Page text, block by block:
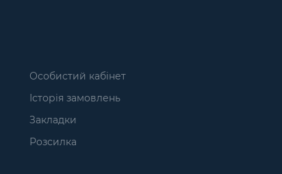
Особистий кабінет
Історія замовлень
Закладки
Розсилка